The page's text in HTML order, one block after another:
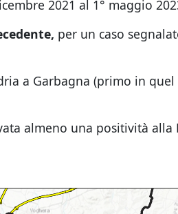
2021 al 1° maggio
per un caso
a Garbagna (primo in
almeno una positività alla